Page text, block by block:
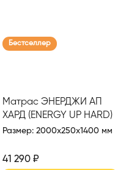
Бестселлер
Матрас ЭНЕРДЖИ АП
ХАРД (ENERGY UP HARD)
1400*2000
Размер: 2000x250x1400 мм
41 290₽